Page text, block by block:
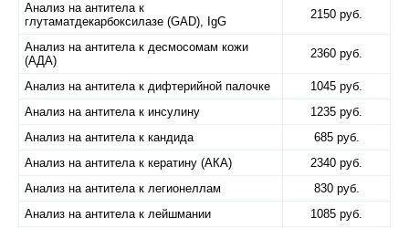
Анализ на антитела к
глутаматдекарбоксилазе (GAD), IgG
2150 руб.
Анализ на антитела к десмосомам кожи
(АДА)
2360 руб.
Анализ на антитела к дифтерийной палочке
1045 руб.
Анализ на антитела к инсулину
1235 руб.
Анализ на антитела к кандида
685 руб.
Анализ на антитела к кератину (АКА)
2340 руб.
Анализ на антитела к легионеллам
830 руб.
Анализ на антитела к лейшмании
1085 руб.